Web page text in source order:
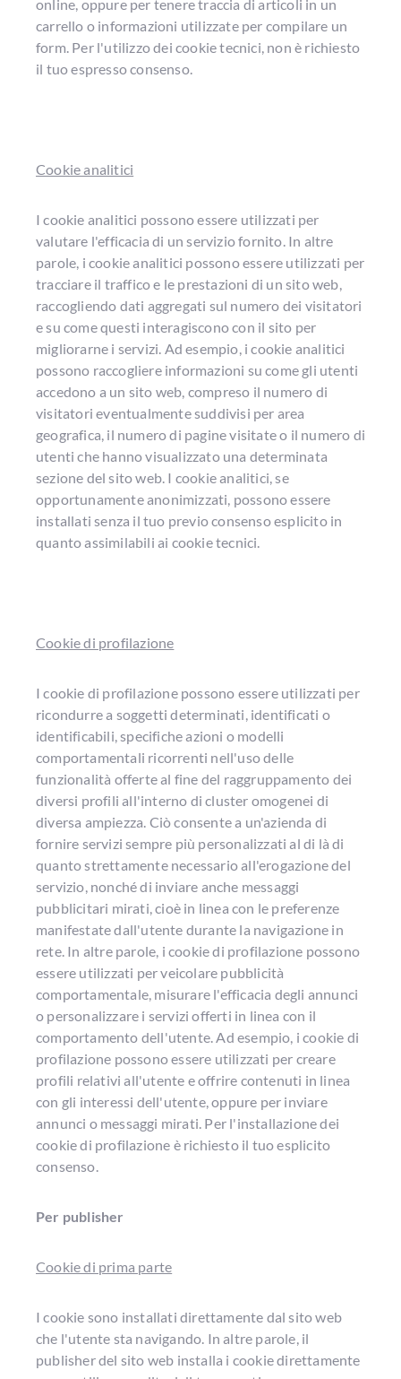
online, oppure per tenere traccia di articoli in un
carrello o informazioni utilizzate per compilare un
form. Per l'utilizzo dei cookie tecnici, non è richiesto
il tuo espresso consenso.
Cookie analitici
I cookie analitici possono essere utilizzati per
valutare l'efficacia di un servizio fornito. In altre
parole, i cookie analitici possono essere utilizzati per
tracciare il traffico e le prestazioni di un sito web,
raccogliendo dati aggregati sul numero dei visitatori
e su come questi interagiscono con il sito per
migliorarne i servizi. Ad esempio, i cookie analitici
possono raccogliere informazioni su come gli utenti
accedono a un sito web, compreso il numero di
visitatori eventualmente suddivisi per area
geografica, il numero di pagine visitate o il numero di
utenti che hanno visualizzato una determinata
sezione del sito web. I cookie analitici, se
opportunamente anonimizzati, possono essere
installati senza il tuo previo consenso esplicito in
quanto assimilabili ai cookie tecnici.
Cookie di profilazione
I cookie di profilazione possono essere utilizzati per
ricondurre a soggetti determinati, identificati o
identificabili, specifiche azioni o modelli
comportamentali ricorrenti nell'uso delle
funzionalità offerte al fine del raggruppamento dei
diversi profili all'interno di cluster omogenei di
diversa ampiezza. Ciò consente a un'azienda di
fornire servizi sempre più personalizzati al di là di
quanto strettamente necessario all'erogazione del
servizio, nonché di inviare anche messaggi
pubblicitari mirati, cioè in linea con le preferenze
manifestate dall'utente durante la navigazione in
rete. In altre parole, i cookie di profilazione possono
essere utilizzati per veicolare pubblicità
comportamentale, misurare l'efficacia degli annunci
o personalizzare i servizi offerti in linea con il
comportamento dell'utente. Ad esempio, i cookie di
profilazione possono essere utilizzati per creare
profili relativi all'utente e offrire contenuti in linea
con gli interessi dell'utente, oppure per inviare
annunci o messaggi mirati. Per l'installazione dei
cookie di profilazione è richiesto il tuo esplicito
consenso.
Per publisher
Cookie di prima parte
I cookie sono installati direttamente dal sito web
che l'utente sta navigando. In altre parole, il
publisher del sito web installa i cookie direttamente